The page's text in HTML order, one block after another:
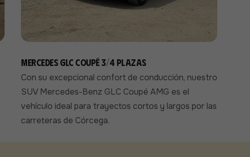
Mercedes GLC Coupé 3/4 plazas
Con su excepcional confort de conducción, nuestro
SUV Mercedes-Benz GLC Coupé AMG es el
vehículo ideal para trayectos cortos y largos por las
carreteras de Córcega.